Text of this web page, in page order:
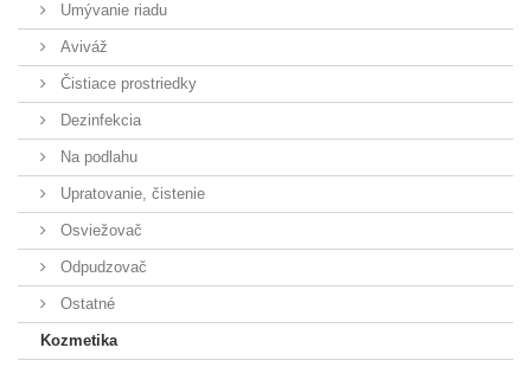
Umývanie riadu
Aviváž
Čistiace prostriedky
Dezinfekcia
Na podlahu
Upratovanie, čistenie
Osviežovač
Odpudzovač
Ostatné
Kozmetika